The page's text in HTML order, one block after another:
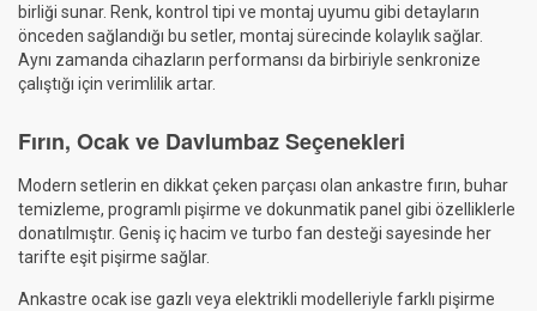
birliği sunar. Renk, kontrol tipi ve montaj uyumu gibi detayların
önceden sağlandığı bu setler, montaj sürecinde kolaylık sağlar.
Aynı zamanda cihazların performansı da birbiriyle senkronize
çalıştığı için verimlilik artar.
Fırın, Ocak ve Davlumbaz Seçenekleri
Modern setlerin en dikkat çeken parçası olan ankastre fırın, buhar
temizleme, programlı pişirme ve dokunmatik panel gibi özelliklerle
donatılmıştır. Geniş iç hacim ve turbo fan desteği sayesinde her
tarifte eşit pişirme sağlar.
Ankastre ocak ise gazlı veya elektrikli modelleriyle farklı pişirme